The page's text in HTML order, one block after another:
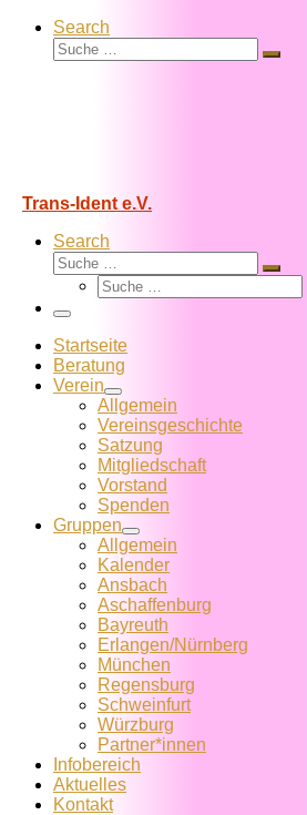
Search
Suche
Suche
Trans-Ident e.V.
Search
Suche
Suche
Suche
Menü
Startseite
Beratung
Verein
Allgemein
Vereins­geschichte
Satzung
Mitglied­schaft
Vorstand
Spenden
Gruppen
Allgemein
Kalender
Ansbach
Aschaffenburg
Bayreuth
Erlangen/Nürnberg
München
Regensburg
Schweinfurt
Würzburg
Partner*innen
Infobereich
Aktuelles
Kontakt